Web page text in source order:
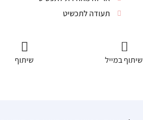
תעודה לתכשיט
שיתוף במייל שיתוף